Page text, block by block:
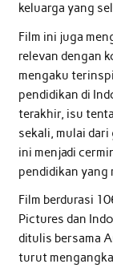
keluarga yang
Film ini juga
relevan dengan
mengaku
pendidikan di
terakhir, isu
sekali, mulai
ini menjadi
pendidikan yang
Film berdurasi
Pictures dan
ditulis bersama
turut